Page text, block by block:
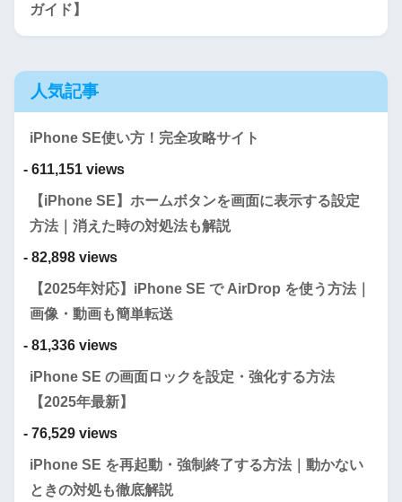
ガイド】
人気記事
iPhone SE使い方！完全攻略サイト
- 611,151 views
【iPhone SE】ホームボタンを画面に表示する設定
方法｜消えた時の対処法も解説
- 82,898 views
【2025年対応】iPhone SE で AirDrop を使う方法｜
画像・動画も簡単転送
- 81,336 views
iPhone SE の画面ロックを設定・強化する方法
【2025年最新】
- 76,529 views
iPhone SE を再起動・強制終了する方法｜動かない
ときの対処も徹底解説